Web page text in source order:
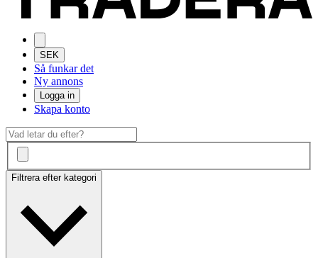
SEK
Så funkar det
Ny annons
Logga in
Skapa konto
Filtrera efter kategori